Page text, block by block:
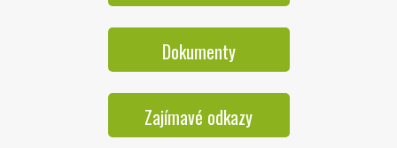
Dokumenty
Zajímavé odkazy